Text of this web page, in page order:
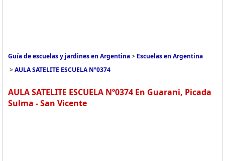
Guía de escuelas y jardines en Argentina> Escuelas en Argentina
>AULA SATELITE ESCUELA Nº0374
AULA SATELITE ESCUELA Nº0374 En Guarani, Picada
Sulma - San Vicente